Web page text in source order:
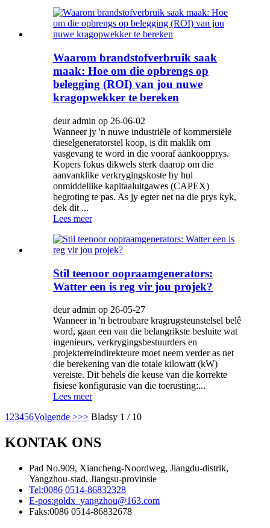
Waarom brandstofverbruik saak
maak: Hoe om die opbrengs op
belegging (ROI) van jou nuwe
kragopwekker te bereken
deur admin op 26-06-02
Wanneer jy 'n nuwe industriële of kommersiële
dieselgeneratorstel koop, is dit maklik om
vasgevang te word in die vooraf aankoopprys.
Kopers fokus dikwels sterk daarop om die
aanvanklike verkrygingskoste by hul
onmiddellike kapitaaluitgawes (CAPEX)
begroting te pas. As jy egter net na die prys kyk,
dek dit ...
Lees meer
Stil teenoor oopraamgenerators:
Watter een is reg vir jou projek?
deur admin op 26-05-27
Wanneer in 'n betroubare kragrugsteunstelsel belê
word, gaan een van die belangrikste besluite wat
ingenieurs, verkrygingsbestuurders en
projekterreindirekteure moet neem verder as net
die berekening van die totale kilowatt (kW)
vereiste. Dit behels die keuse van die korrekte
fisiese konfigurasie van die toerusting:...
Lees meer
1 23456Volgende >>> Bladsy 1 / 10
KONTAK ONS
Pad No.909, Xiancheng-Noordweg, Jiangdu-distrik,
Yangzhou-stad, Jiangsu-provinsie
Tel:0086 0514-86832328
E-pos:goldx_yangzhou@163.com
Faks:0086 0514-86832678